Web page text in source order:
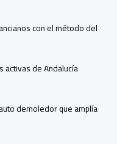
con el método del
activas de Andalucía
demoledor que amplía